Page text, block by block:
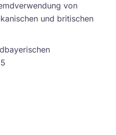
von
und britischen